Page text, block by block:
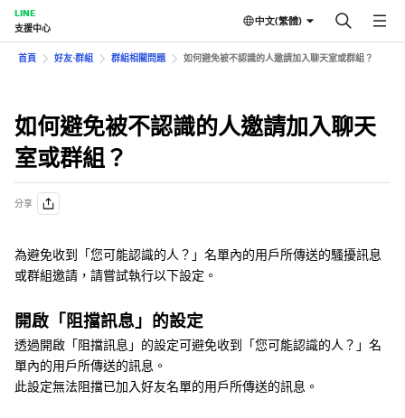
LINE
支援中心
中文(繁體)
首頁 好友⋅群組 群組相關問題 如何避免被不認識的人邀請加入聊天室或群組？
如何避免被不認識的人邀請加入聊天
室或群組？
分享
為避免收到「您可能認識的人？」名單內的用戶所傳送的騷擾訊息
或群組邀請，請嘗試執行以下設定。
開啟「阻擋訊息」的設定
透過開啟「阻擋訊息」的設定可避免收到「您可能認識的人？」名
單內的用戶所傳送的訊息。
此設定無法阻擋已加入好友名單的用戶所傳送的訊息。